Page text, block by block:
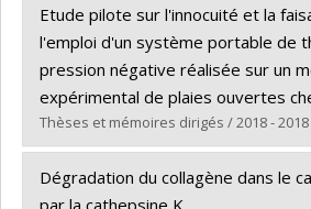
Graduate :Martel, Gabrielle
Cycle :Doctoral
Grade :Ph. D.
Lien vers le document dans
Etude pilote sur l'innocuité et la
l'emploi d'un système portable de
pression négative réalisée sur un
expérimental de plaies ouvertes
Thèses et mémoires dirigés / 2018 - 2018
Graduate :Kamus, Louis
Cycle :Master's
Dégradation du collagène dans le